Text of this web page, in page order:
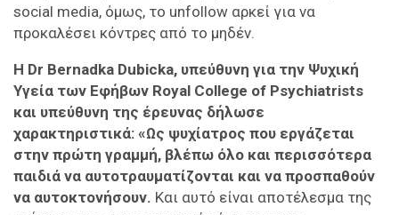
social media, όμως, το unfollow αρκεί για να
προκαλέσει κόντρες από το μηδέν.
Η Dr Bernadka Dubicka, υπεύθυνη για την Ψυχική
Υγεία των Εφήβων Royal College of Psychiatrists
και υπεύθυνη της έρευνας δήλωσε
χαρακτηριστικά: «Ως ψυχίατρος που εργάζεται
στην πρώτη γραμμή, βλέπω όλο και περισσότερα
παιδιά να αυτοτραυματίζονται και να προσπαθούν
να αυτοκτονήσουν. Και αυτό είναι αποτέλεσμα της